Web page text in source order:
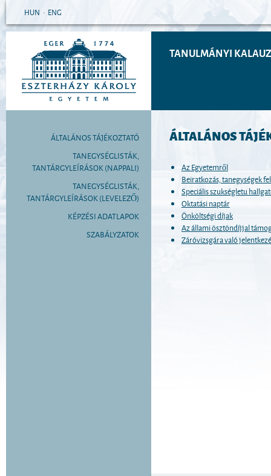
HUN • ENG
TANULMÁNYI
ÁLTALÁNOS TÁJÉKOZTATÓ
TANEGYSÉGLISTÁK,
TANTÁRGYLEÍRÁSOK (NAPPALI)
TANEGYSÉGLISTÁK,
TANTÁRGYLEÍRÁSOK (LEVELEZŐ)
KÉPZÉSI ADATLAPOK
SZABÁLYZATOK
ÁLTALÁNOS
Az Egyetemről
Beiratkozás, tanegységek
Speciális szukségletu
Oktatási naptár
Önköltségi díjak
Az állami ösztöndíjjal
Záróvizsgára való